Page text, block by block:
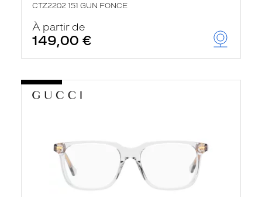
CTZ2202 151 GUN FONCE
À partir de
149,00 €